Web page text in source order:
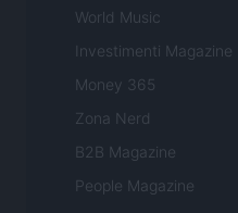
World Music
Investimenti Magazine
Money 365
Zona Nerd
B2B Magazine
People Magazine